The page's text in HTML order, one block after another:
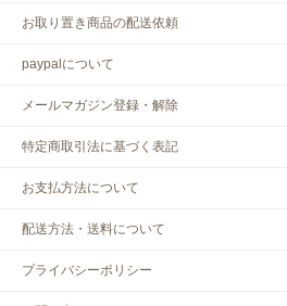
お取り置き商品の配送依頼
paypalについて
メールマガジン登録・解除
特定商取引法に基づく表記
お支払方法について
配送方法・送料について
プライバシーポリシー